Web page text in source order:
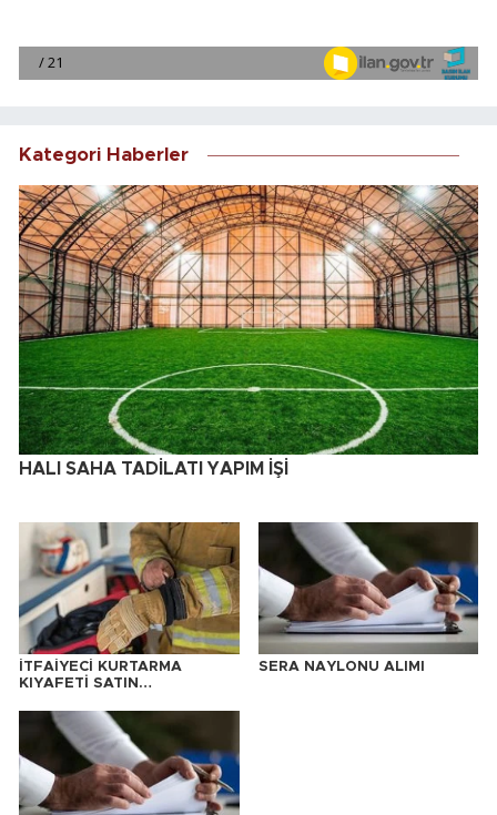
Kategori Haberler
HALI SAHA TADİLATI YAPIM İŞİ
İTFAİYECİ KURTARMA
KIYAFETİ SATIN
SERA NAYLONU ALIMI